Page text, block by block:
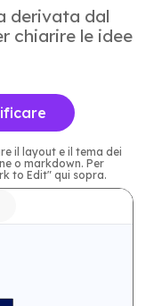
derivata dal
chiarire le idee
il layout e il tema dei
o markdown. Per
to Edit" qui sopra.